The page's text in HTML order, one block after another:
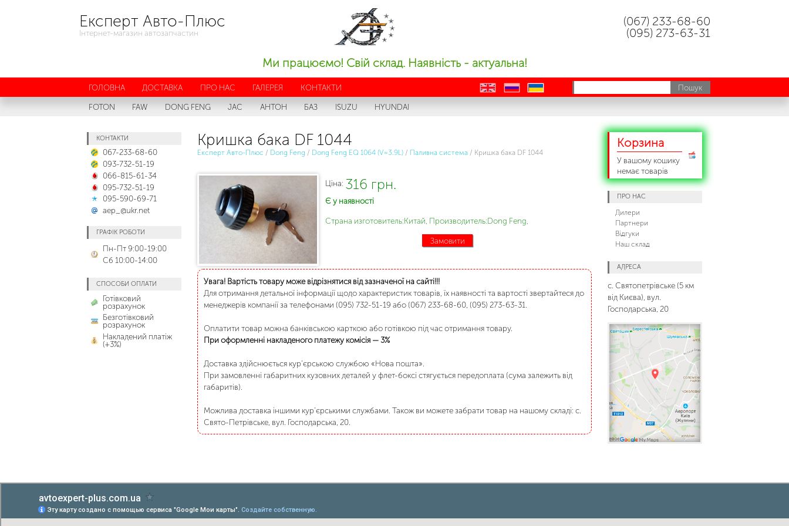
Експерт Авто-Плюс
Інтернет-магазин автозапчастин
(067) 233-68-60
(095) 273-63-31
Ми працюємо! Свій склад. Наявність - актуальна!
ГОЛОВНА ДОСТАВКА ПРО НАС ГАЛЕРЕЯ КОНТАКТИ en ru
uk
FOTON
FAW DONG FENG JAC АНТОН БАЗ ISUZU HYUNDAI
КОНТАКТИ
067-233-68-60
093-732-51-19
066-815-61-34
095-732-51-19
095-590-69-71
aep_@ukr.net
ГРАФІК РОБОТИ
Пн-Пт 9:00-19:00
Сб 10:00-14:00
СПОСОБИ ОПЛАТИ
Готівковий
розрахунок
Безготівковий
розрахунок
Накладений платіж
(+3%)
Кришка бака DF 1044
Експерт Авто-Плюс / Dong Feng / Dong Feng EQ 1064 (V=3.9L)/ Паливна система/ Кришка бака DF 1044
Ціна: 316 грн.
Є у наявності
Страна изготовитель:Китай, Производитель:Dong Feng,
Замовити
Увага! Вартість товару може відрізнятися від зазначеної на сайті!!!
Для отримання детальної інформації щодо характеристик товарів, їх наявності та вартості звертайтеся до
менеджерів компанії за телефонами (095) 732-51-19 або (067) 233-68-60, (095) 273-63-31.
Оплатити товар можна банківською карткою або готівкою під час отримання товару.
При оформленні накладеного платежу комісія — 3%
Доставка здійснюється кур’єрською службою «Нова пошта».
При замовленні габаритних кузовних деталей у флет-боксі стягується передоплата (сума залежить від
габаритів).
Можлива доставка іншими кур’єрськими службами. Також ви можете забрати товар на нашому складі: с.
Свято-Петрівське, вул. Господарська, 20.
Корзина
У вашому кошику
немає товарів
ПРО НАС
Дилери
Партнери
Відгуки
Наш склад
АДРЕСА
с. Святопетрівське (5 км
від Києва), вул.
Господарська, 20